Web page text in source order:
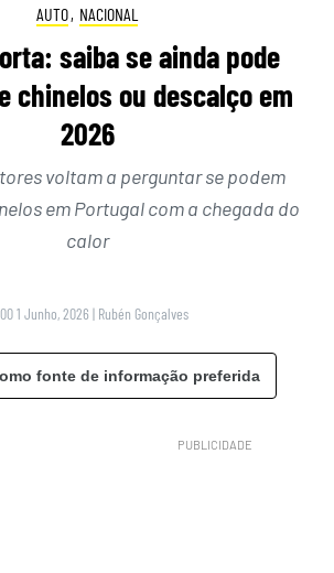
AUTO, NACIONAL
saiba se ainda pode
chinelos ou descalço em
2026
voltam a perguntar se podem
em Portugal com a chegada do
calor
1 Junho, 2026 | Rubén Gonçalves
fonte de informação preferida